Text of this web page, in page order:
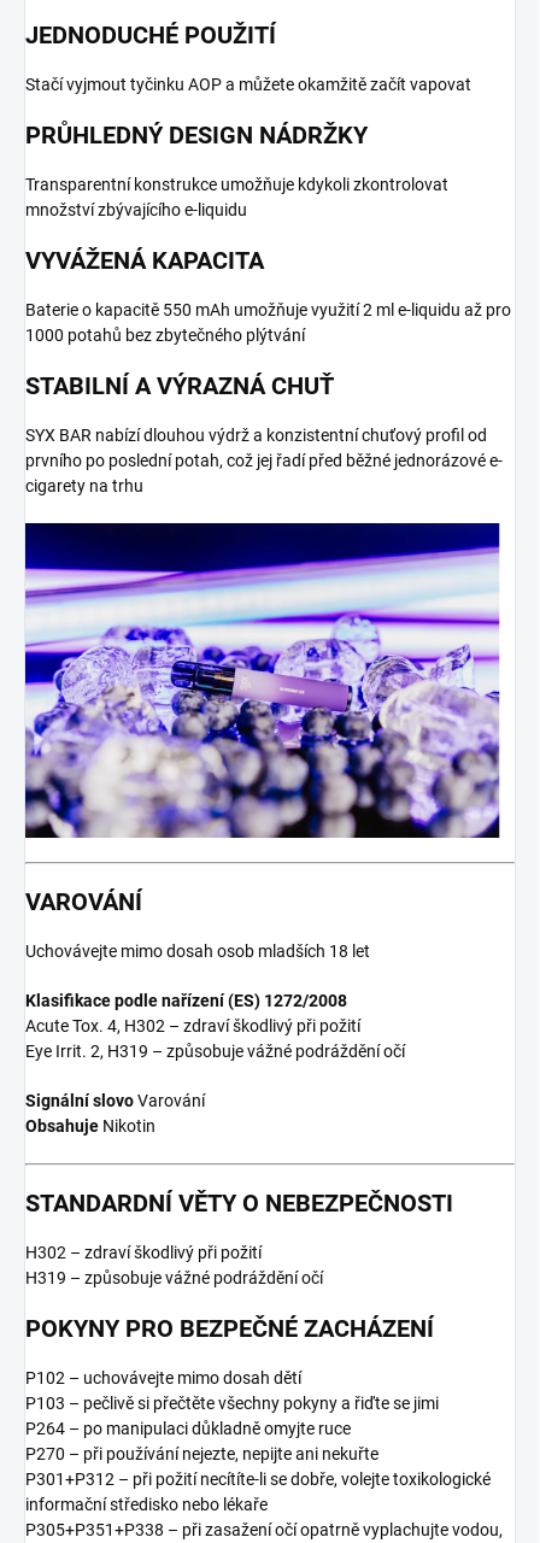
JEDNODUCHÉ POUŽITÍ
Stačí vyjmout tyčinku AOP a můžete okamžitě začít vapovat
PRŮHLEDNÝ DESIGN NÁDRŽKY
Transparentní konstrukce umožňuje kdykoli zkontrolovat
množství zbývajícího e-liquidu
VYVÁŽENÁ KAPACITA
Baterie o kapacitě 550 mAh umožňuje využití 2 ml e-liquidu až pro
1000 potahů bez zbytečného plýtvání
STABILNÍ A VÝRAZNÁ CHUŤ
SYX BAR nabízí dlouhou výdrž a konzistentní chuťový profil od
prvního po poslední potah, což jej řadí před běžné jednorázové e-
cigarety na trhu
VAROVÁNÍ
Uchovávejte mimo dosah osob mladších 18 let
Klasifikace podle nařízení (ES) 1272/2008
Acute Tox. 4, H302 – zdraví škodlivý při požití
Eye Irrit. 2, H319 – způsobuje vážné podráždění očí
Signální slovoVarování
Obsahuje Nikotin
STANDARDNÍ VĚTY O NEBEZPEČNOSTI
H302 – zdraví škodlivý při požití
H319 – způsobuje vážné podráždění očí
POKYNY PRO BEZPEČNÉ ZACHÁZENÍ
P102 – uchovávejte mimo dosah dětí
P103 – pečlivě si přečtěte všechny pokyny a řiďte se jimi
P264 – po manipulaci důkladně omyjte ruce
P270 – při používání nejezte, nepijte ani nekuřte
P301+P312 – při požití necítíte-li se dobře, volejte toxikologické
informační středisko nebo lékaře
P305+P351+P338 – při zasažení očí opatrně vyplachujte vodou,